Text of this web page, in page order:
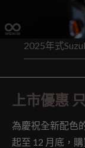
2025年式
上市優惠
為慶祝全新配色
起至 12 月底，